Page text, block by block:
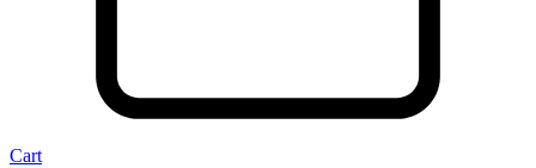
Cart